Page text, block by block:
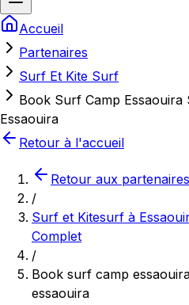
Accueil
Partenaires
Surf Et Kite Surf
Book Surf Camp
Essaouira
Retour à l'accueil
Retour aux partenaires
/
Surf et Kitesurf à
Complet
/
Book surf camp
essaouira